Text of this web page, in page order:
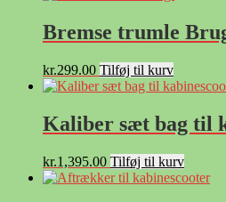
Bremse trumle
kr.299.00 Tilføj til kurv
Kaliber sæt bag til
kr.1,395.00 Tilføj til kurv